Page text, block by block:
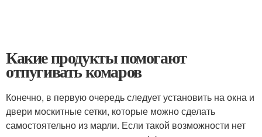
Какие продукты помогают
отпугивать комаров
Конечно, в первую очередь следует установить на окна и
двери москитные сетки, которые можно сделать
самостоятельно из марли. Если такой возможности нет